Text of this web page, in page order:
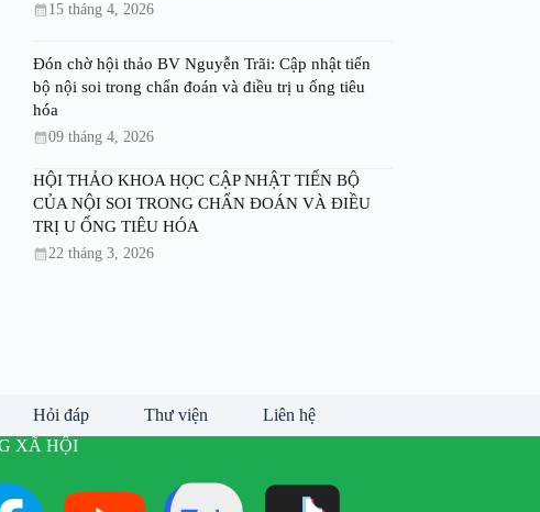
15 tháng 4, 2026
Đón chờ hội thảo BV Nguyễn Trãi: Cập nhật tiến
bộ nội soi trong chẩn đoán và điều trị u ống tiêu
hóa
09 tháng 4, 2026
HỘI THẢO KHOA HỌC CẬP NHẬT TIẾN BỘ
CỦA NỘI SOI TRONG CHẨN ĐOÁN VÀ ĐIỀU
TRỊ U ỐNG TIÊU HÓA
22 tháng 3, 2026
Hỏi đáp Thư viện Liên hệ
XÃ HỘI